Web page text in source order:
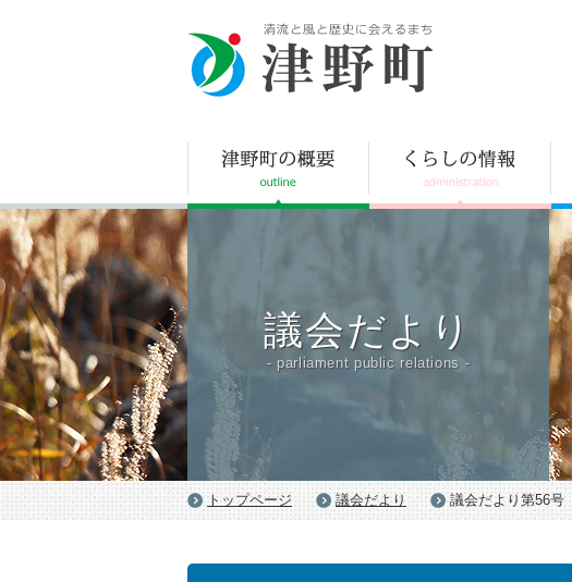
議会だより
- parliament public relations -
トップページ 議会だより 議会だより第56号